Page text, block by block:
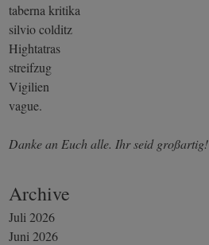
taberna kritika
silvio colditz
Hightatras
streifzug
Vigilien
vague.
Danke an Euch alle. Ihr seid großartig!
Archive
Juli 2026
Juni 2026